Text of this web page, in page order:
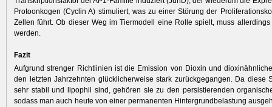
Protoonkogen (Cyclin A) stimuliert, was zu einer Störung der
Zellen führt. Ob dieser Weg im Tiermodell eine Rolle spielt, muss allerdings
werden.
Fazit
Aufgrund strenger Richtlinien ist die Emission von Dioxin und
den letzten Jahrzehnten glücklicherweise stark zurückgegangen. Da diese
sehr stabil und lipophil sind, gehören sie zu den persistierenden
sodass man auch heute von einer permanenten Hintergrundbelastung